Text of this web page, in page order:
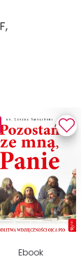
Ebook